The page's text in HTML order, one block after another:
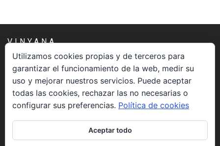
VINYANA
Una asociación constituida sin ánimo de lucro cuya misión
es atender los aspectos espirituales relacionados con el
proceso vivir el morir.
Utilizamos cookies propias y de terceros para
garantizar el funcionamiento de la web, medir su
uso y mejorar nuestros servicios. Puede aceptar
todas las cookies, rechazar las no necesarias o
configurar sus preferencias. Política de cookies
Aceptar todo